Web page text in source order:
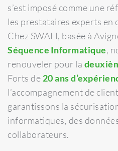
s’est imposé comme une
les prestataires experts en
Chez SWALI, basée à
Séquence Informatique,
renouveler pour la
Forts de20 ans
l’accompagnement de
garantissons la
informatiques, des
collaborateurs.